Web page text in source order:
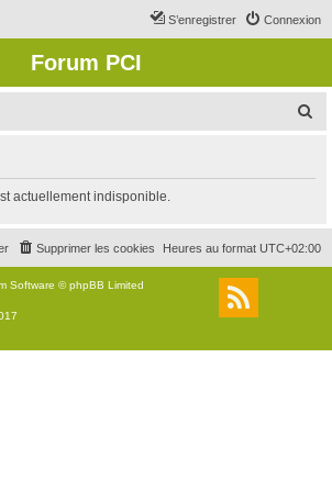
Connexion
S’enregistrer
Forum PCI
r
c
r
actuellement indisponible.
Heures au format UTC+02:00
Supprimer les cookies
Software © phpBB Limited